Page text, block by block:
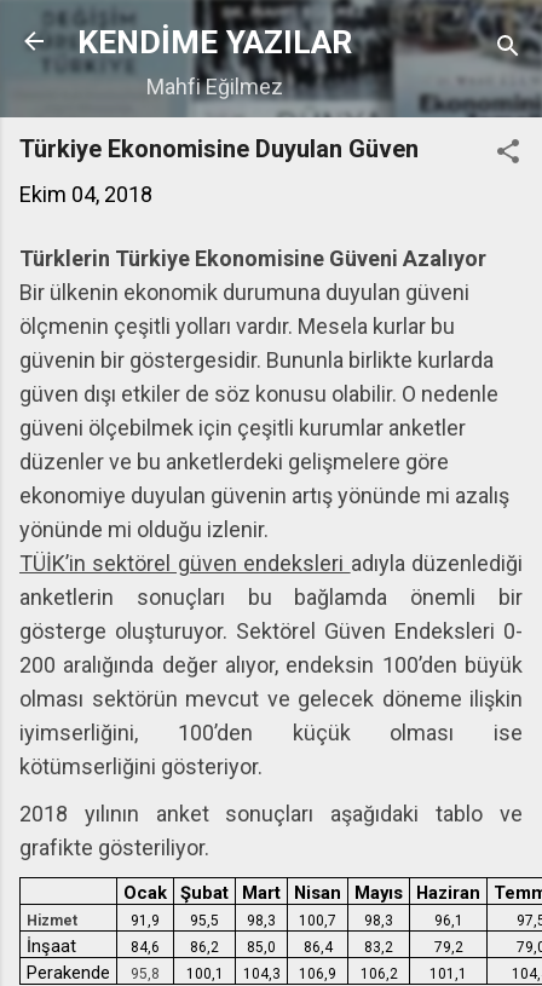
Ana içeriğe atla
KENDİME YAZILAR
Mahfi Eğilmez
Türkiye Ekonomisine Duyulan Güven
Ekim 04, 2018
Türklerin Türkiye Ekonomisine Güveni Azalıyor
Bir ülkenin ekonomik durumuna duyulan güveni
ölçmenin çeşitli yolları vardır. Mesela kurlar bu
güvenin bir göstergesidir. Bununla birlikte kurlarda
güven dışı etkiler de söz konusu olabilir. O nedenle
güveni ölçebilmek için çeşitli kurumlar anketler
düzenler ve bu anketlerdeki gelişmelere göre
ekonomiye duyulan güvenin artış yönünde mi azalış
yönünde mi olduğu izlenir.
TÜİK’in sektörel güven endeksleri adıyla düzenlediği
anketlerin sonuçları bu bağlamda önemli bir
gösterge oluşturuyor. Sektörel Güven Endeksleri 0-
200 aralığında değer alıyor, endeksin 100’den büyük
olması sektörün mevcut ve gelecek döneme ilişkin
iyimserliğini, 100’den küçük olması ise
kötümserliğini gösteriyor.
2018 yılının anket sonuçları aşağıdaki tablo ve
grafikte gösteriliyor.
Ocak Şubat Mart Nisan Mayıs Haziran
Hizmet 91,9 95,5 98,3 100,7 98,3 96,1
İnşaat 84,6 86,2 85,0 86,4 83,2 79,2
Perakende 95,8 100,1 104,3 106,9 106,2 101,1